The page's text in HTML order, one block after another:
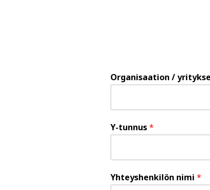
Organisaation /
Y-tunnus*
Yhteyshenkilön nimi*